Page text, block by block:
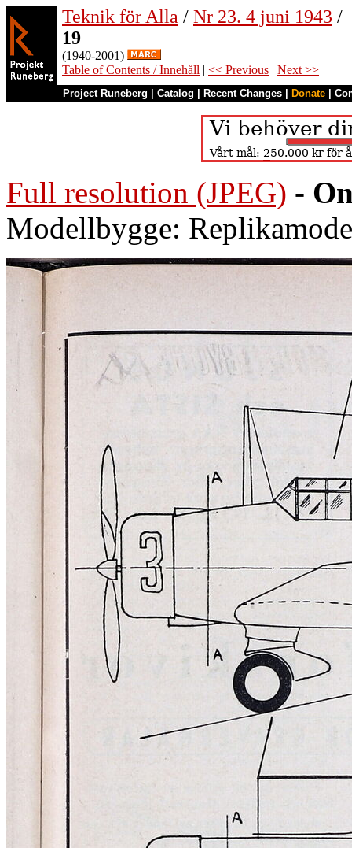
Teknik för Alla / Nr 23. 4 juni 1943 /
19
(1940-2001)
Table of Contents / Innehåll | << Previous | Next >>
Project Runeberg Catalog Recent Changes Donate
Full resolution (JPEG) -
Modellbygge: